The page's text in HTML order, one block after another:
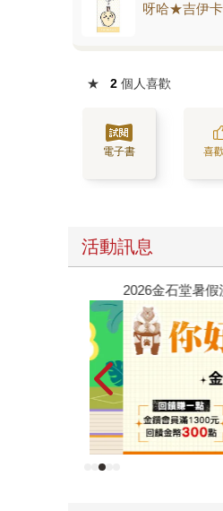
呀哈★吉伊
★ 2 個人喜歡
電子書 喜
活動訊息
2026金石堂暑假漫